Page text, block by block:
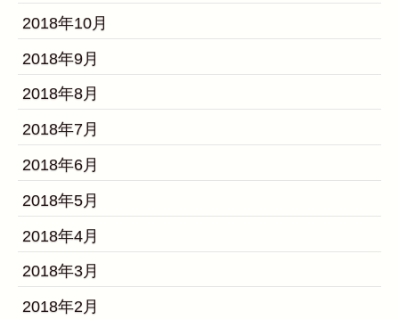
2018年10月
2018年9月
2018年8月
2018年7月
2018年6月
2018年5月
2018年4月
2018年3月
2018年2月